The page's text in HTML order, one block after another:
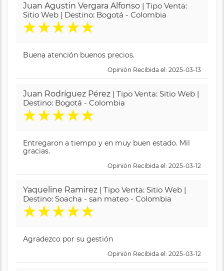
Juan Agustin Vergara Alfonso | Tipo Venta:
Sitio Web | Destino: Bogotá - Colombia
★★★★★
Buena atención buenos precios.
Opinión Recibida el: 2025-03-13
Juan Rodríguez Pérez | Tipo Venta: Sitio Web |
Destino: Bogotá - Colombia
★★★★★
Entregaron a tiempo y en muy buen estado. Mil
gracias.
Opinión Recibida el: 2025-03-12
Yaqueline Ramirez | Tipo Venta: Sitio Web |
Destino: Soacha - san mateo - Colombia
★★★★★
Agradezco por su gestión
Opinión Recibida el: 2025-03-12